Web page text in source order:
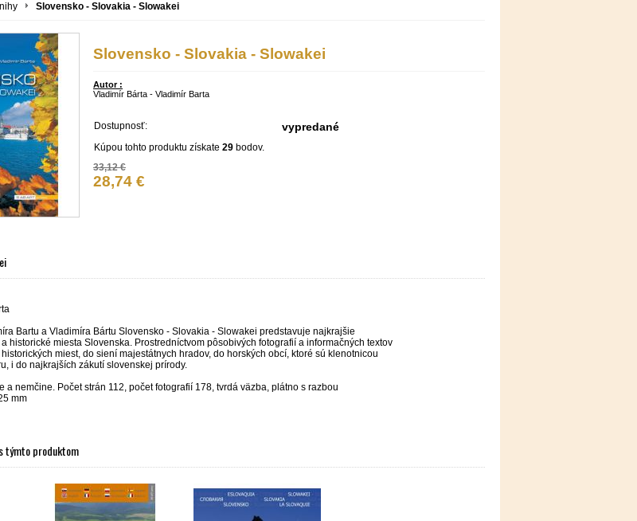
Slovensko - Slovakia - Slowakei
Slovensko - Slovakia - Slowakei
Autor :
Vladimír Bárta - Vladimír Barta
Dostupnosť: vypredané
Kúpou tohto produktu získate 29 bodov.
33,12 €
28,74 €
Bartu a Vladimíra Bártu Slovensko - Slovakia - Slowakei predstavuje najkrajšie
historické miesta Slovenska. Prostredníctvom pôsobivých fotografií a informačných textov
miest, do siení majestátnych hradov, do horských obcí, ktoré sú klenotnicou
i do najkrajších zákutí slovenskej prírody.
a nemčine. Počet strán 112, počet fotografií 178, tvrdá väzba, plátno s razbou
mm
týmto produktom